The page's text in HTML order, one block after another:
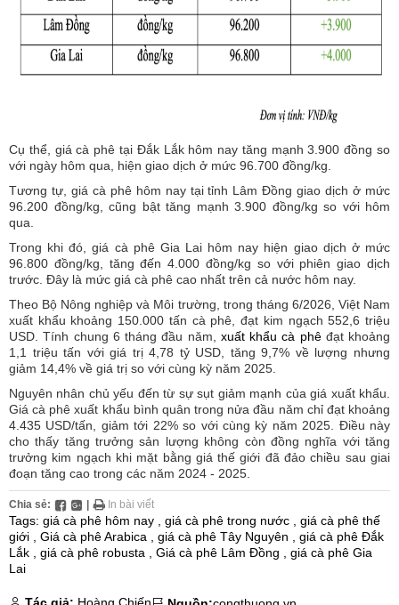
Cụ thể, giá cà phê tại Đắk Lắk hôm nay tăng mạnh 3.900 đồng so
với ngày hôm qua, hiện giao dịch ở mức 96.700 đồng/kg.
Tương tự, giá cà phê hôm nay tại tỉnh Lâm Đồng giao dịch ở mức
96.200 đồng/kg, cũng bật tăng mạnh 3.900 đồng/kg so với hôm
qua.
Trong khi đó, giá cà phê Gia Lai hôm nay hiện giao dịch ở mức
96.800 đồng/kg, tăng đến 4.000 đồng/kg so với phiên giao dịch
trước. Đây là mức giá cà phê cao nhất trên cả nước hôm nay.
Theo Bộ Nông nghiệp và Môi trường, trong tháng 6/2026, Việt Nam
xuất khẩu khoảng 150.000 tấn cà phê, đạt kim ngạch 552,6 triệu
USD. Tính chung 6 tháng đầu năm, xuất khẩu cà phêđạt khoảng
1,1 triệu tấn với giá trị 4,78 tỷ USD, tăng 9,7% về lượng nhưng
giảm 14,4% về giá trị so với cùng kỳ năm 2025.
Nguyên nhân chủ yếu đến từ sự sụt giảm mạnh của giá xuất khẩu.
Giá cà phê xuất khẩu bình quân trong nửa đầu năm chỉ đạt khoảng
4.435 USD/tấn, giảm tới 22% so với cùng kỳ năm 2025. Điều này
cho thấy tăng trưởng sản lượng không còn đồng nghĩa với tăng
trưởng kim ngạch khi mặt bằng giá thế giới đã đảo chiều sau giai
đoạn tăng cao trong các năm 2024 - 2025.
Chia sẻ: | In bài viết
Tags: giá cà phê hôm nay giá cà phê trong nước
giá cà phê thế
giới
Giá cà phê Arabica giá cà phê Tây Nguyên
giá cà phê Đắk
Lắk
giá cà phê robusta Giá cà phê Lâm Đồng
giá cà phê Gia
Lai